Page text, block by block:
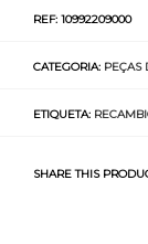
REF: 10992209000
CATEGORIA: PEÇAS
ETIQUETA:
SHARE THIS